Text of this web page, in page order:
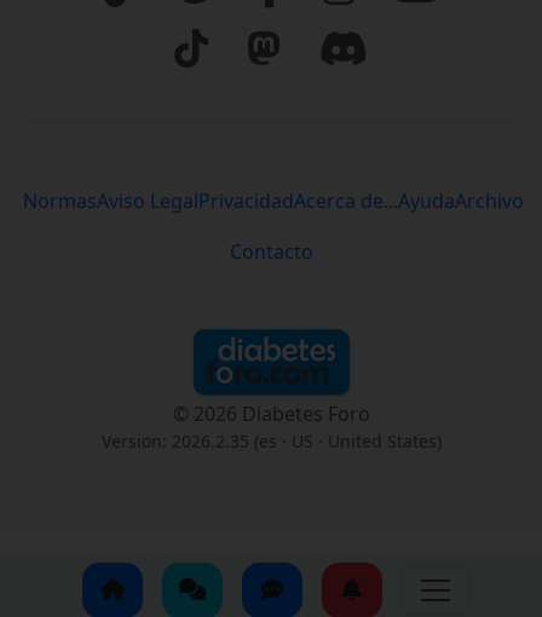
NormasAviso LegalPrivacidadAcerca de...AyudaArchivo
Contacto
© 2026 Diabetes Foro
Version: 2026.2.35 (es · US · United States)